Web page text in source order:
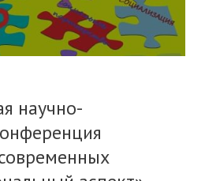
научно-